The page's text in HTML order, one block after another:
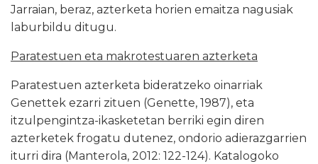
Jarraian, beraz, azterketa horien emaitza nagusiak
laburbildu ditugu.
Paratestuen eta makrotestuaren azterketa
Paratestuen azterketa bideratzeko oinarriak
Genettek ezarri zituen (Genette, 1987), eta
itzulpengintza-ikasketetan berriki egin diren
azterketek frogatu dutenez, ondorio adierazgarrien
iturri dira (Manterola, 2012: 122-124). Katalogoko